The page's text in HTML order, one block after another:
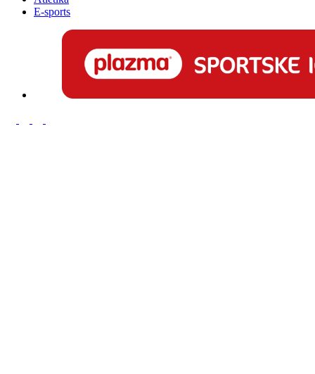
E-sports